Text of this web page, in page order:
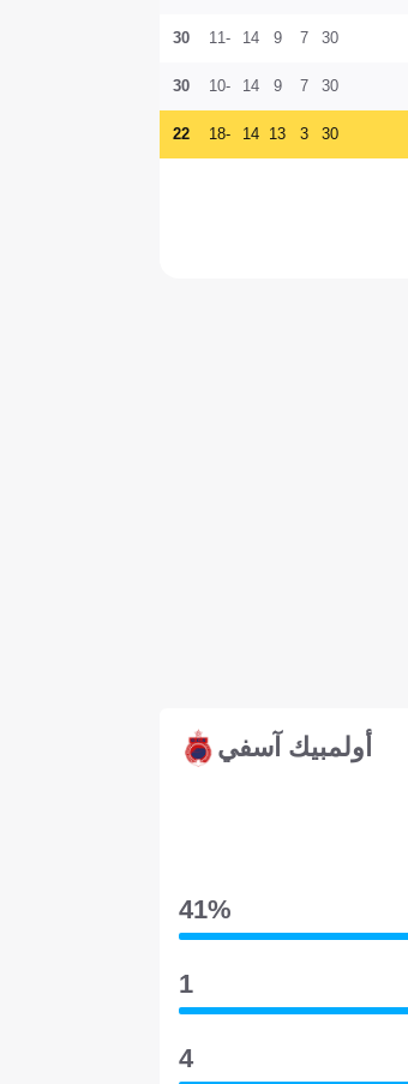
30
7
9
14
-11
30
30
7
9
14
-10
30
30
3
13
14
-18
22
أولمبيك آسفي
41‎%‎
1
4